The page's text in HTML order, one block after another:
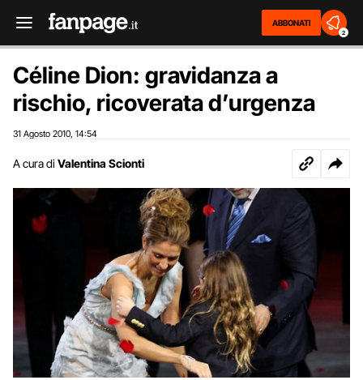
ABBONATI
2
Céline Dion: gravidanza a
rischio, ricoverata d’urgenza
31 Agosto 2010 14:54
A cura di Valentina Scionti